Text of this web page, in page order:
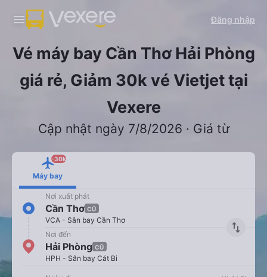
Đăng nhập
Vé máy bay Cần Thơ Hải Phòng
giá rẻ, Giảm 30k vé Vietjet tại
Vexere
Cập nhật ngày 7/8/2026 · Giá từ
Máy bay
-30k
Nơi xuất phát
Cần Thơ CŨ
VCA - Sân bay Cần Thơ
import_export
Nơi đến
Hải Phòng CŨ
HPH - Sân bay Cát Bi